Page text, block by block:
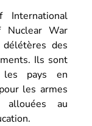
Nuclear War
des
Ils sont
les pays en
les armes
allouées au